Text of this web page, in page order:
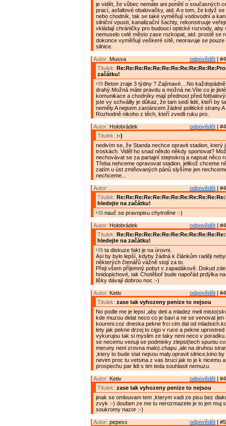
je vidět, že vůbec nemáte ani ponětí o současných
prací, asfaltové obalovačky, atd. A o tom, že když se
nebo chodník, tak se také vyměňují vodovodní a
silniční vpusti, kanalizační šachty, rekonstruuje
vkládají chráničky pro budoucí optické rozvody, aby
nemuselo celé město zase rozkopat, atd. prostě se
dokonce vyměňují veškeré sítě, neoravuje se pouze
silnice.
odpovědět |
Autor: Mussa
Titulek:
začátku!
Beton zraje 3 týdny ? Zajímavé....No
drahý.Možná máte pravdu a možná ne.Víte co je
komunikace a chodníky mají přednost před
jste vy schválily je důkaz, že tam sedí lidé, kteří by
neměly.A nejsem zastáncem žádné politické
Rozhodně nikoho z těch, kteří zvedli ruku pro.
odpovědět |
Autor: Holobrádek
Titulek: :-)
nedivím se, že Standa nechce opravit stadion, který
troskách. Viděl ho snad někdo někdy sportovat?
nechovávat se za partajní stejnokroj a napsat něco
Třeba nehceme opravovat stadion, jelikož chceme
zatím u úst zmiňovaných pánů slyšíme jen
nechceme...
odpovědět |
Autor:
Titulek:
hledejte na začátku!
nauč se pravopisu chytrolíne :-)
odpovědět |
Autor: Holobrádek
Titulek:
hledejte na začátku!
ta diskuze fakt je na úrovni.
Asi by bylo lepší, kdyby žádná k článkům raději
některých čtenářů vážně stojí za to.
Přeji všem příjemný pobyt v zapadákově. Dokud
hnidopichové, tak Chotěboř bude napořád prdýlka
lišky dávají dobrou noc :-)
odpovědět |
Autor: Ketiv
Titulek: zase tak vyhozeny penize to nejsou
No podle me je lepsi ,aby deti a mladez meli
kde muzou delat neco co je bavi a ne se venovat jen
koureni.coz dneska pekne frci cim dal od
lety jak pekne drzej to cigo v ruce a pekne uprostred
vykurujou tak si myslim ze taky neni neco v
se necemu venuji se podminky zlepsi(tech spuntu
meruny neni zrovna malo).chapu ,ale na druhou
,ktery to bude stat nejsou maly.opravit silnice,kino
nevim proc tu vetsina z vas bruci jak to je k nicemu
prospechu par lidi s tim teda souhlasit nemuzu.
odpovědět |
Autor: Ketiv
Titulek: zase tak vyhozeny penize to nejsou
jinak se omlouvam tem ,kterym vadi ze pisu bez
zvyk :-) doufam ze me tu nerozmazete je to jen muj
soukromy nazor :-)
odpovědět |
Autor: pepexx